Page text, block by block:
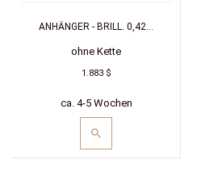
ANHÄNGER - BRILL. 0,42...
ohne Kette
1.883 $
ca. 4-5 Wochen